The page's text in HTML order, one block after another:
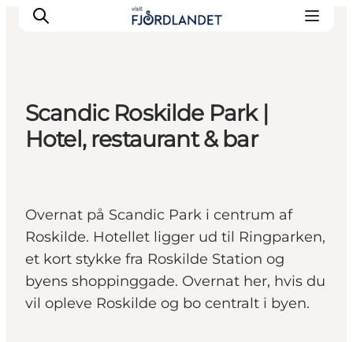
Byer & steder
Det sker
Oplevelser
Scandic Roskilde Park |
Hotel, restaurant & bar
Overnat på Scandic Park i centrum af
Roskilde. Hotellet ligger ud til Ringparken,
et kort stykke fra Roskilde Station og
byens shoppinggade. Overnat her, hvis du
vil opleve Roskilde og bo centralt i byen.